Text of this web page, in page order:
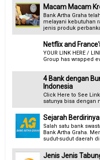
Macam Macam
Bank Artha Graha
melayani kebutuhan
jenis produk
Netflix and
YOUR LINK HERE /
Group has wrapped
4 Bank dengan
Indonesia
Click Here to See
satunya bisa dengan
Sejarah
Salah satu bank
Bank Artha Graha.
sudut-sudut daerah
Jenis Jenis